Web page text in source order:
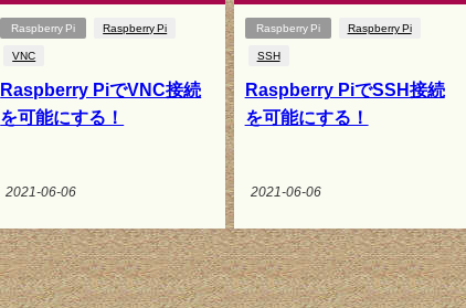
Raspberry Pi Raspberry Pi
VNC
Raspberry PiでVNC接続
を可能にする！
2021-06-06
Raspberry Pi Raspberry Pi
SSH
Raspberry PiでSSH接続
を可能にする！
2021-06-06